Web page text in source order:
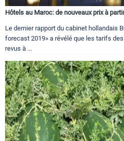
Hôtels au Maroc: de nouveaux prix à
Le dernier rapport du cabinet hollandais
forecast 2019» a révélé que les tarifs
revus à ...